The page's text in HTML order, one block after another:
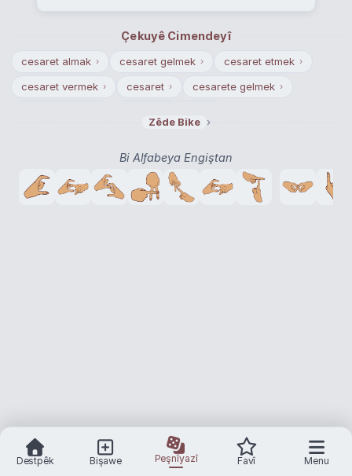
Çekuyê Cimendeyî
cesaret almak › cesaret gelmek › cesaret etmek ›
cesaret vermek › cesaret › cesarete gelmek ›
Zêde Bike ›
Bi Alfabeya Engiştan
Destpêk Bişawe Peşnîyazî Favî Menu